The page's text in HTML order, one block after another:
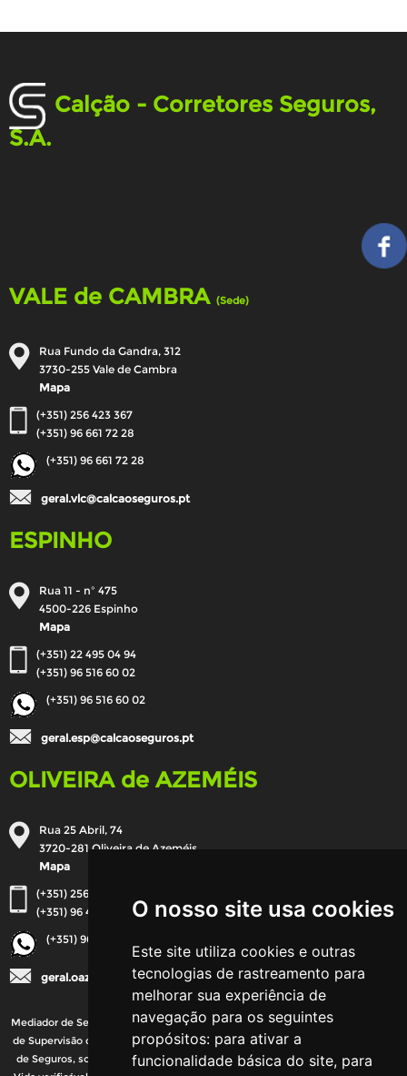
O nosso site usa cookies
Este site utiliza cookies e outras
tecnologias de rastreamento para
melhorar sua experiência de
navegação para os seguintes
propósitos: para ativar a
funcionalidade básica do site, para
Calção - Corretores Seguros,
S.A.
VALE de CAMBRA (Sede)
Rua Fundo da Gandra, 312
3730-255 Vale de Cambra
Mapa
(+351) 256 423 367
(+351) 96 661 72 28
(+351) 96 661 72 28
geral.vlc@calcaoseguros.pt
ESPINHO
Rua 11 - nº 475
4500-226 Espinho
Mapa
(+351) 22 495 04 94
(+351) 96 516 60 02
(+351) 96 516 60 02
geral.esp@calcaoseguros.pt
OLIVEIRA de AZEMÉIS
Rua 25 Abril, 74
3720-281 Oliveira de Azeméis
Mapa
(+351) 256 248 784
(+351) 96 471 09 36
(+351) 96 471 09 36
geral.oaz@calcaoseguros.pt
Mediador de Seguros inscrito, em 27-01-2007, no registo da ASF - Autoridade
de Supervisão de Seguros e Fundos de Pensões com a categoria de Corretor
de Seguros, sob o nº 607 121 992, com autorização para os ramos Vida e Não